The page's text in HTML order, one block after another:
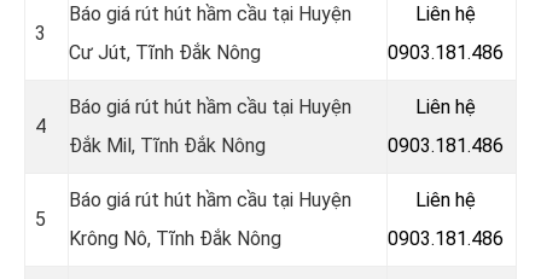
3
Báo giá rút hút hầm cầu tại Huyện
Cư Jút, Tĩnh Đắk Nông
Liên hệ
0903.181.486
4
Báo giá rút hút hầm cầu tại Huyện
Đắk Mil, Tĩnh Đắk Nông
Liên hệ
0903.181.486
5
Báo giá rút hút hầm cầu tại Huyện
Krông Nô, Tĩnh Đắk Nông
Liên hệ
0903.181.486